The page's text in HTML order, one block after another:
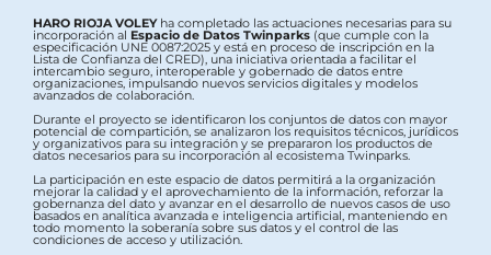
HARO RIOJA VOLEYha completado las actuaciones necesarias para su
incorporación al Espacio de Datos Twinparks (que cumple con la
especificación UNE 0087:2025 y está en proceso de inscripción en la
Lista de Confianza del CRED), una iniciativa orientada a facilitar el
intercambio seguro, interoperable y gobernado de datos entre
organizaciones, impulsando nuevos servicios digitales y modelos
avanzados de colaboración.
Durante el proyecto se identificaron los conjuntos de datos con mayor
potencial de compartición, se analizaron los requisitos técnicos, jurídicos
y organizativos para su integración y se prepararon los productos de
datos necesarios para su incorporación al ecosistema Twinparks.
La participación en este espacio de datos permitirá a la organización
mejorar la calidad y el aprovechamiento de la información, reforzar la
gobernanza del dato y avanzar en el desarrollo de nuevos casos de uso
basados en analítica avanzada e inteligencia artificial, manteniendo en
todo momento la soberanía sobre sus datos y el control de las
condiciones de acceso y utilización.